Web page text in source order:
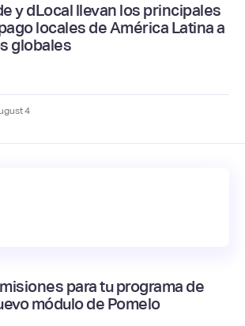
y dLocal llevan los principales
locales de América Latina a
globales
4
para tu programa de
módulo de Pomelo